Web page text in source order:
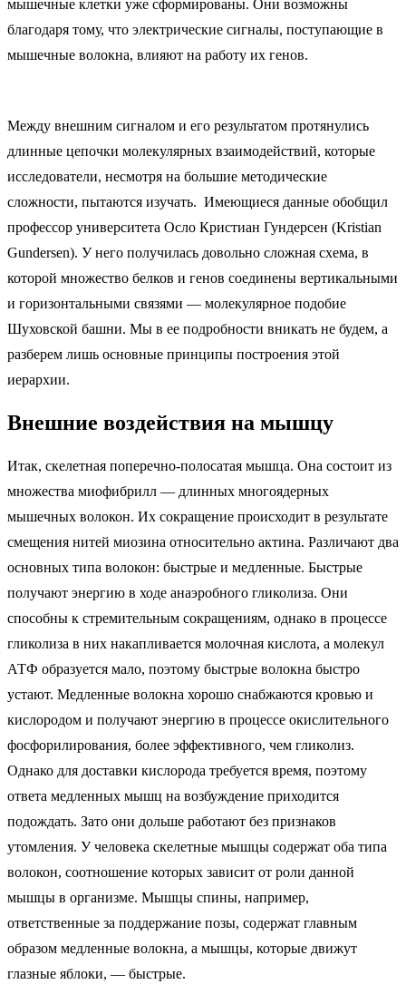
мышечные клетки уже сформированы. Они возможны
благодаря тому, что электрические сигналы, поступающие в
мышечные волокна, влияют на работу их генов.
Между внешним сигналом и его результатом протянулись
длинные цепочки молекулярных взаимодействий, которые
исследователи, несмотря на большие методические
сложности, пытаются изучать. Имеющиеся данные обобщил
профессор университета Осло Кристиан Гундерсен (Kristian
Gundersen). У него получилась довольно сложная схема, в
которой множество белков и генов соединены вертикальными
и горизонтальными связями — молекулярное подобие
Шуховской башни. Мы в ее подробности вникать не будем, а
разберем лишь основные принципы построения этой
иерархии.
Внешние воздействия на мышцу
Итак, скелетная поперечно-полосатая мышца. Она состоит из
множества миофибрилл — длинных многоядерных
мышечных волокон. Их сокращение происходит в результате
смещения нитей миозина относительно актина. Различают два
основных типа волокон: быстрые и медленные. Быстрые
получают энергию в ходе анаэробного гликолиза. Они
способны к стремительным сокращениям, однако в процессе
гликолиза в них накапливается молочная кислота, а молекул
АТФ образуется мало, поэтому быстрые волокна быстро
устают. Медленные волокна хорошо снабжаются кровью и
кислородом и получают энергию в процессе окислительного
фосфорилирования, более эффективного, чем гликолиз.
Однако для доставки кислорода требуется время, поэтому
ответа медленных мышц на возбуждение приходится
подождать. Зато они дольше работают без признаков
утомления. У человека скелетные мышцы содержат оба типа
волокон, соотношение которых зависит от роли данной
мышцы в организме. Мышцы спины, например,
ответственные за поддержание позы, содержат главным
образом медленные волокна, а мышцы, которые движут
глазные яблоки, — быстрые.